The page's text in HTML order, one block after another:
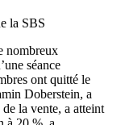
la SBS
nombreux
séance
ont quitté le
Doberstein, a
la vente, a atteint